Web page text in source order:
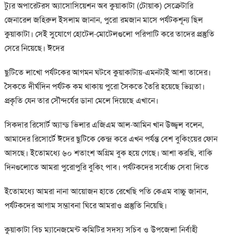
ট্যুর অপারেটরস অ্যাসোসিয়েশন অব কুয়াকাটা (টোয়াক) সেক্রেটারি
জেনারেল জহিরুল ইসলাম জানান, পুরো রমজান মাসে পর্যটকশূন্য ছিল
কুয়াকাটা। সেই সুযোগে হোটেল-মোটেলগুলো পরিপাটি করে তাদের প্রস্তুতি
সেরে নিয়েছে। ঈদের
ছুটিতে লাখো পর্যটকের আগমন ঘটবে কুয়াকাটায়-এমনটাই আশা তাদের।
সৈকতে দীর্ঘদিন পর্যটক কম থাকায় পুরো সৈকতে তৈরি হয়েছে ভিন্নতা।
প্রকৃতি যেন তার সৌন্দর্যের ডানা মেলে দিয়েছে এখানে।
সিকদার রিসোর্ট অ্যান্ড ভিলার এজিএম আল-আমিন খান উজ্জ্বল বলেন,
আমাদের রিসোর্টে ঈদের ছুটিকে কেন্দ্র করে এখন পর্যন্ত বেশ বুকিংয়ের ফোন
আসছে। ইতোমধ্যে ৬০ শতাংশ অগ্রিম বুক হয়ে গেছে। আশা করছি, বাকি
দিনগুলোতে আমরা পুরোপুরি বুকিং পাব। পর্যটকদের সর্বোচ্চ সেবা দিতে
ইতোমধ্যে আমরা নানা আয়োজন হাতে রেখেছি পতি কেএম বাচ্চু জানান,
পর্যটকদের আগাম সম্ভাবনা ঘিরে আমরাও প্রস্তুতি নিয়েছি।
কুয়াকাটা বিচ ম্যানেজমেন্ট কমিটির সদস্য সচিব ও উপজেলা নির্বাহী